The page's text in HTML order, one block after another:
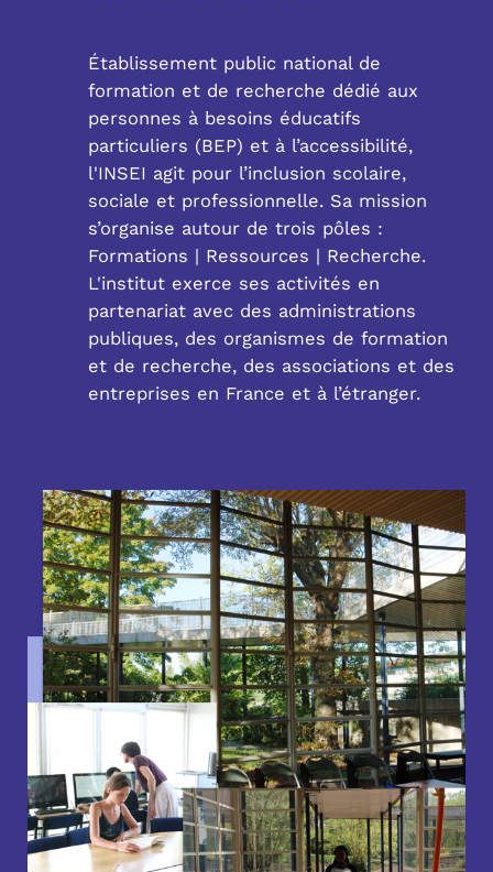
Établissement public national de
formation et de recherche dédié aux
personnes à besoins éducatifs
particuliers (BEP) et à l’accessibilité,
l'INSEI agit pour l’inclusion scolaire,
sociale et professionnelle. Sa mission
s’organise autour de trois pôles :
Formations | Ressources | Recherche.
L'institut exerce ses activités en
partenariat avec des administrations
publiques, des organismes de formation
et de recherche, des associations et des
entreprises en France et à l’étranger.